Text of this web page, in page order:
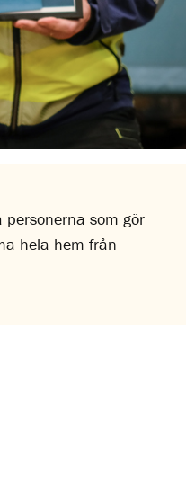
som gör
hela hem från